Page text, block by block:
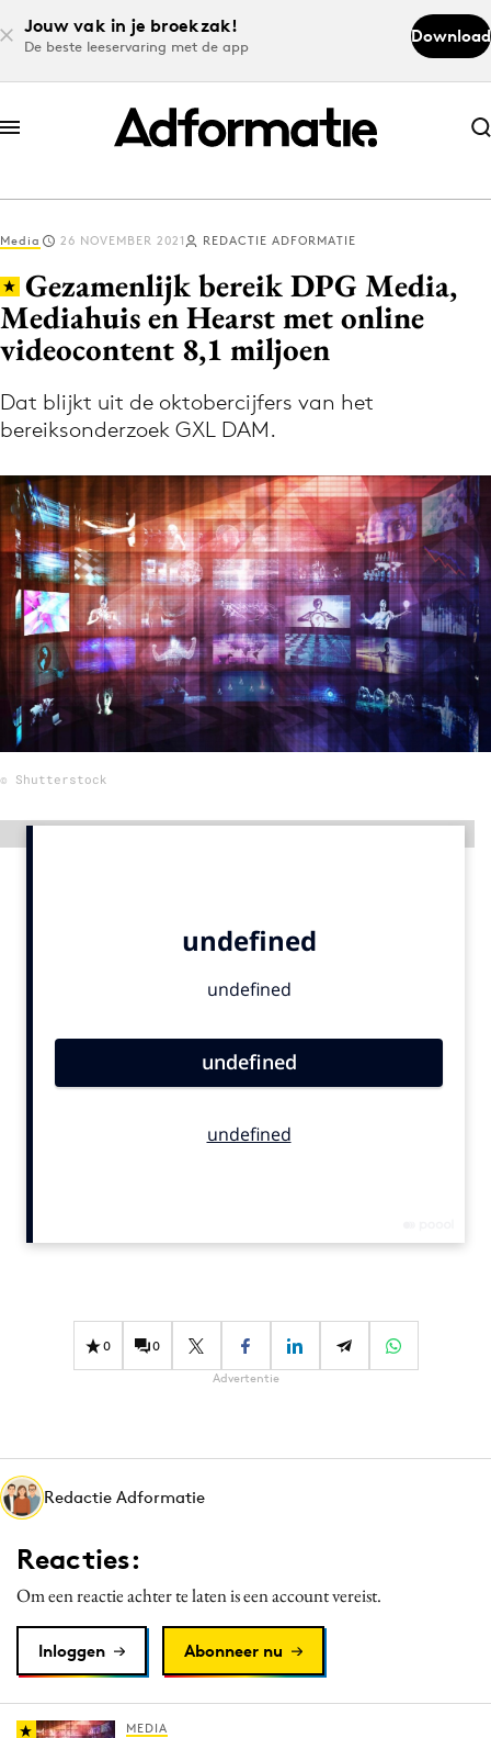
Jouw vak in je broekzak!
De beste leeservaring met de app
Download
Abonneer nu
Abonneer nu
Log in
Download de app
Volg het laatste nieuws via de Adformatie
Nieuws app
Menu
Home
9 sept: GenAI-training
12 nov: MarketingLive!
Adverteren
Events
Opleidingen
Vacatures
Academy
Campagnes
Gedragsverandering
Martech
Media
PR
Programmatic
Purpose Marketing
Reputatie & crisis
Media 26 NOVEMBER 2021 REDACTIE ADFORMATIE
Gezamenlijk bereik DPG Media,
Mediahuis en Hearst met online
videocontent 8,1 miljoen
Dat blijkt uit de oktobercijfers van het
bereiksonderzoek GXL DAM.
© Shutterstock
0 0
Advertentie
Redactie Adformatie
Reacties:
Om een reactie achter te laten is een account vereist.
Inloggen Abonneer nu
MEDIA